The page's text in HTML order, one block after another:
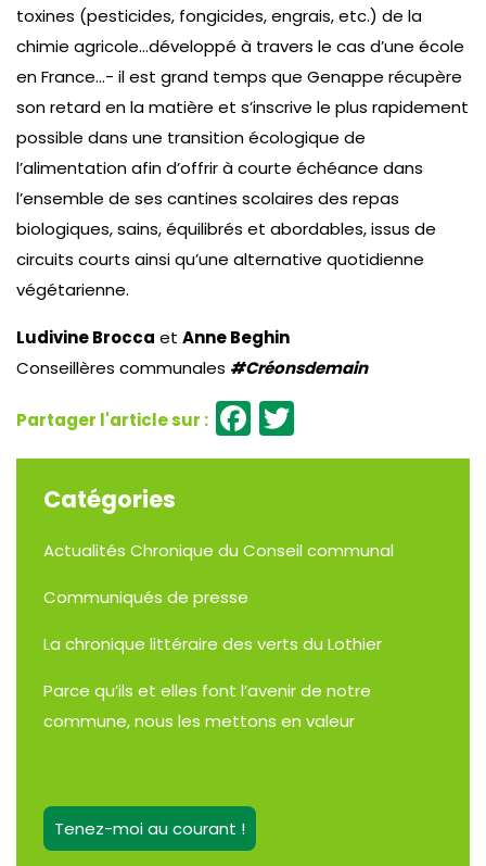
toxines (pesticides, fongicides, engrais, etc.) de la
chimie agricole…développé à travers le cas d’une école
en France…- il est grand temps que Genappe récupère
son retard en la matière et s’inscrive le plus rapidement
possible dans une transition écologique de
l’alimentation afin d’offrir à courte échéance dans
l’ensemble de ses cantines scolaires des repas
biologiques, sains, équilibrés et abordables, issus de
circuits courts ainsi qu’une alternative quotidienne
végétarienne.
Ludivine Brocca et Anne Beghin
Conseillères communales #Créonsdemain
Facebook
Catégories
Actualités Chronique du Conseil communal
Communiqués de presse
La chronique littéraire des verts du Lothier
Parce qu’ils et elles font l’avenir de notre
commune, nous les mettons en valeur
Tenez-moi au courant !